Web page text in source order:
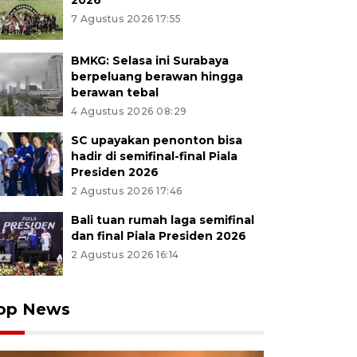
7 Agustus 2026 17:55
BMKG: Selasa ini Surabaya
berpeluang berawan hingga
berawan tebal
4 Agustus 2026 08:29
SC upayakan penonton bisa
hadir di semifinal-final Piala
Presiden 2026
2 Agustus 2026 17:46
Bali tuan rumah laga semifinal
dan final Piala Presiden 2026
2 Agustus 2026 16:14
News